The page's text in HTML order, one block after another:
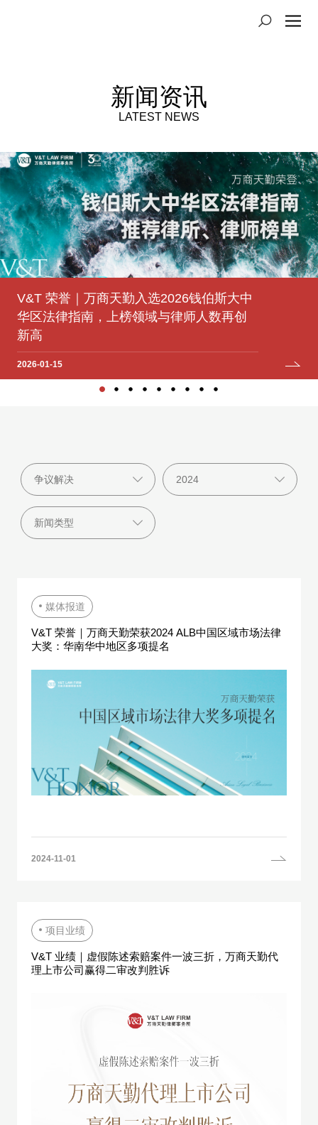
新闻资讯
LATEST NEWS
V&T 荣誉｜万商天勤入选2026钱伯斯大中
华区法律指南，上榜领域与律师人数再创
新高
2026-01-15
登高望原｜万商天勤太原办公室获批成立
2025-12-12
豫见未来｜万商天勤郑州办公室获批成立
2025-07-06
V&T 荣誉｜万商天勤荣登2025年度
Benchmark Litigation中国争议解决榜单
V&T 荣誉｜万商天勤荣登2025年度
LEGALBAND中国顶级律所、律师榜
熠熠生徽｜万商天勤合肥办公室获批成立
2024-12-05
津上添花｜万商天勤天津办公室获批成立
2024-09-11
有福之州｜万商天勤福州办公室获批成立
2023-10-09
V&T 荣誉｜万商天勤荣登2023年度
LEGALBAND中国顶级律所、律师排行榜
媒体报道
V&T 荣誉｜万商天勤荣获2024 ALB中国区域市场法律
大奖：华南华中地区多项提名
2024-11-01
项目业绩
V&T 业绩｜虚假陈述索赔案件一波三折，万商天勤代
理上市公司赢得二审改判胜诉